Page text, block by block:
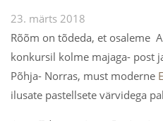
23. märts 2018
Rõõm on tõdeda, et osaleme
konkursil kolme majaga- post
Põhja- Norras, must moderne
ilusate pastellsete värvidega